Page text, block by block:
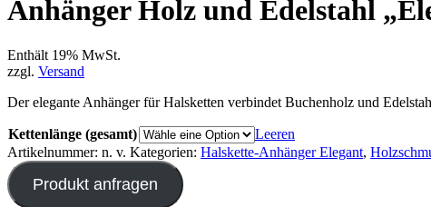
Anhänger Holz und Edelstahl
Enthält 19% MwSt.
zzgl. Versand
Der elegante Anhänger für Halsketten verbindet Buchenholz und
Kettenlänge (gesamt)
Leeren
Artikelnummer: n. v. Kategorien: Halskette-Anhänger Elegant,
Produkt anfragen